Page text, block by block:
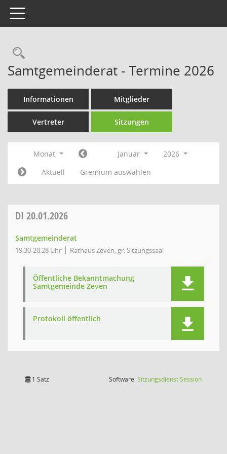
Toggle navigation
Rechercheauswahl
Samtgemeinderat - Termine 2026
Informationen Mitglieder
Vertreter Sitzungen
Monat Januar
2026
Aktuell
Gremium auswählen
DI 20.01.2026
Samtgemeinderat
19:30-20:28 Uhr Rathaus Zeven, gr. Sitzungssaal
Öffentliche Bekanntmachung
Samtgemeinde Zeven
Protokoll öffentlich
1 Satz Software:SitzungsdienstSession(Wird in